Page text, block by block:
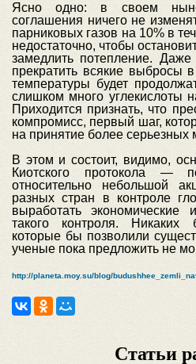
Ясно одно: в своем
соглашения ничего не
парниковых газов на 10% в
недостаточно, чтобы
замедлить потепление.
прекратить всякие выбросы
температуры будет
слишком много углекислоты
Приходится признать, что
компромисс, первый шаг,
на принятие более серьезных
В этом и состоит, видимо,
Киотского протокола —
относительно небольшой
разных стран в контроле
выработать
такого контроля.
которые бы позволили
ученые пока предложить не
http://planeta.moy.su/blog/
Статьи